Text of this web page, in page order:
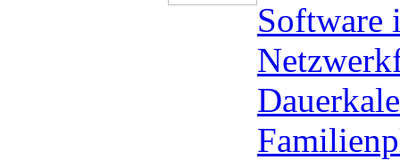
Software